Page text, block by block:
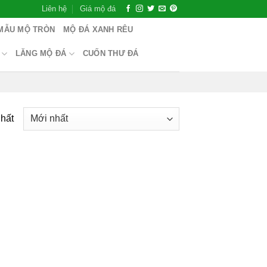
Liên hệ Giá mộ đá
MỘ TRÒN MỘ ĐÁ XANH RÊU
LĂNG MỘ ĐÁ CUỐN THƯ ĐÁ